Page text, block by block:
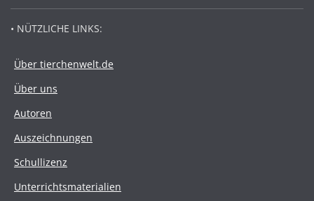
• NÜTZLICHE LINKS:
Über tierchenwelt.de
Über uns
Autoren
Auszeichnungen
Schullizenz
Unterrichtsmaterialien